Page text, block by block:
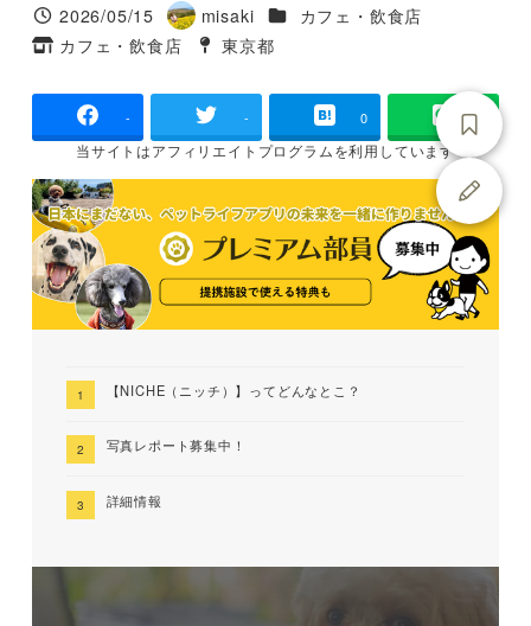
投稿日
2026/05/15
著
者
misaki 施設ジャンル
カフェ・飲食店
タグ
カフェ・飲食店
タグ
東京都
- - 0
当サイトはアフィリエイトプログラムを利用しています
【NICHE（ニッチ）】ってどんなとこ？
写真レポート募集中！
詳細情報